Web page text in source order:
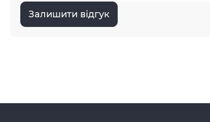
Залишити відгук